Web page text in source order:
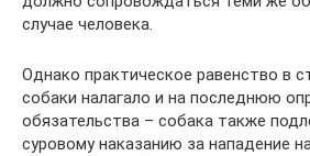
случае человека.
Однако практическое равенство в
собаки налагало и на последнюю
обязательства – собака также
суровому наказанию за нападение